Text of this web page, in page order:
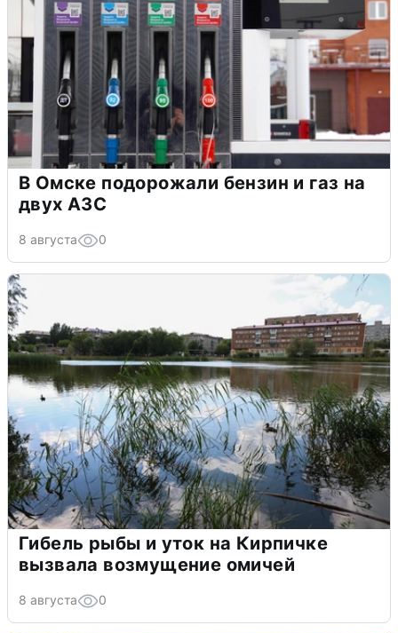
В Омске подорожали бензин и газ на
двух АЗС
8 августа 0
Гибель рыбы и уток на Кирпичке
вызвала возмущение омичей
8 августа 0